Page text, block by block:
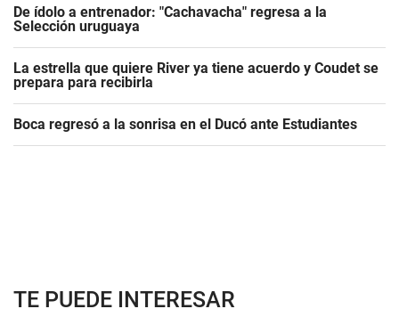
De ídolo a entrenador: "Cachavacha" regresa a la
Selección uruguaya
La estrella que quiere River ya tiene acuerdo y Coudet se
prepara para recibirla
Boca regresó a la sonrisa en el Ducó ante Estudiantes
TE PUEDE INTERESAR